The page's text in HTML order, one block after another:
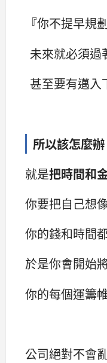
『你不提早規
未來就必須過
甚至要有邁入
所以該怎麼辦
就是把時間和
你要把自己想
你的錢和時間
於是你會開始
你的每個運籌
公司絕對不會